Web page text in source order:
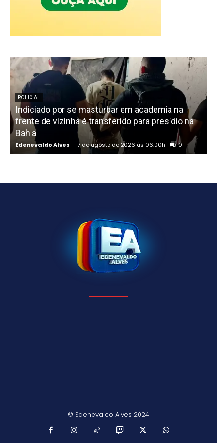
POLICIAL
Indiciado por se masturbar em academia na
frente de vizinha é transferido para presídio na
Bahia
Edenevaldo Alves - 7 de agosto de 2026 às 06:00h 0
© Edenevaldo Alves 2024